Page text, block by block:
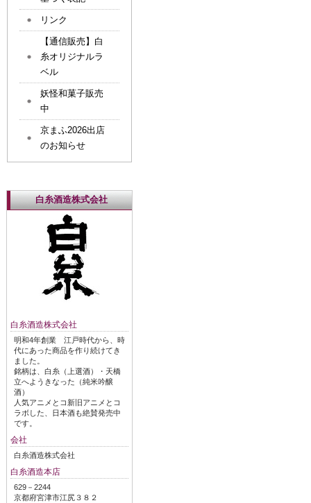
リンク
【通信販売】白
糸オリジナルラ
ベル
妖怪和菓子販売
中
京まふ2026出店
のお知らせ
白糸酒造株式会社
白糸酒造株式会社
明和4年創業 江戸時代から、時
代にあった商品を作り続けてき
ました。
銘柄は、白糸（上選酒）・天橋
立へようきなった（純米吟醸
酒）
人気アニメとコ新旧アニメとコ
ラボした、日本酒も絶賛発売中
です。
会社
白糸酒造株式会社
白糸酒造本店
629－2244
京都府宮津市江尻３８２